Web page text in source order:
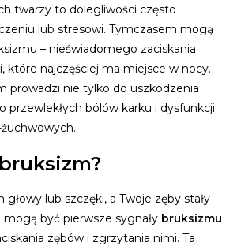
twarzy to dolegliwości często
lub stresowi. Tymczasem mogą
– nieświadomego zaciskania
które najczęściej ma miejsce w nocy.
prowadzi nie tylko do uszkodzenia
przewlekłych bólów karku i dysfunkcji
głowy lub szczęki, a Twoje zęby stały
mogą być pierwsze sygnały bruksizmu
zębów i zgrzytania nimi. Ta